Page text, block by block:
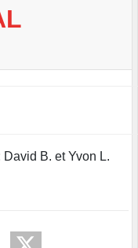
B. et Yvon L.